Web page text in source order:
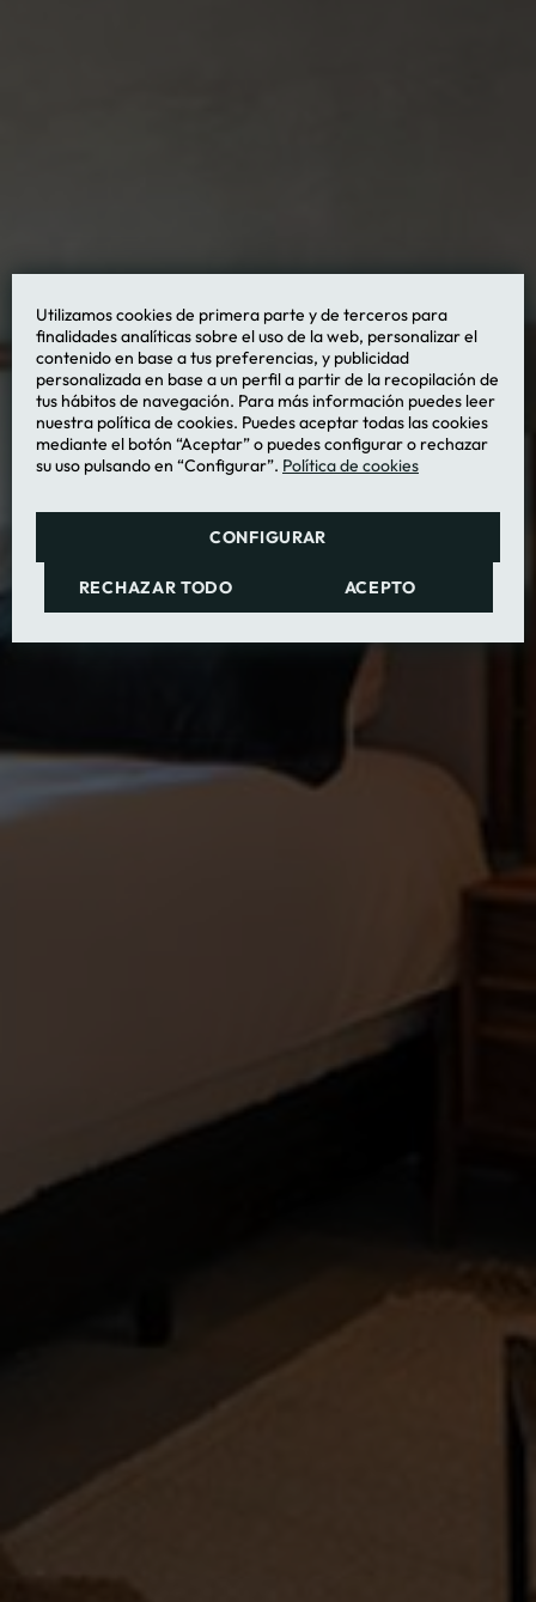
Utilizamos cookies de primera parte y de terceros para
finalidades analíticas sobre el uso de la web, personalizar el
contenido en base a tus preferencias, y publicidad
personalizada en base a un perfil a partir de la recopilación de
tus hábitos de navegación. Para más información puedes leer
nuestra política de cookies. Puedes aceptar todas las cookies
mediante el botón “Aceptar” o puedes configurar o rechazar
su uso pulsando en “Configurar”. Política de cookies
CONFIGURAR
RECHAZAR TODO ACEPTO